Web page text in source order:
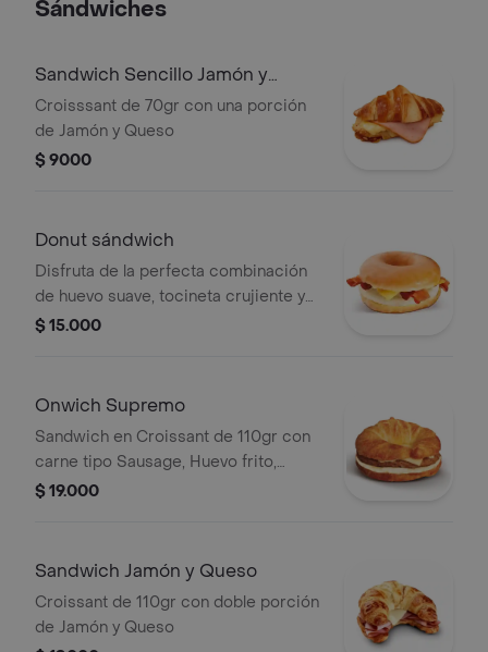
Sándwiches
Sandwich Sencillo Jamón y
Queso
Croisssant de 70gr con una porción
de Jamón y Queso
$ 9000
Donut sándwich
Disfruta de la perfecta combinación
de huevo suave, tocineta crujiente y
queso derretido entre dos mitades
$ 15.000
Onwich Supremo
Sandwich en Croissant de 110gr con
carne tipo Sausage, Huevo frito,
Queso y salsa showy.
$ 19.000
Sandwich Jamón y Queso
Croissant de 110gr con doble porción
de Jamón y Queso